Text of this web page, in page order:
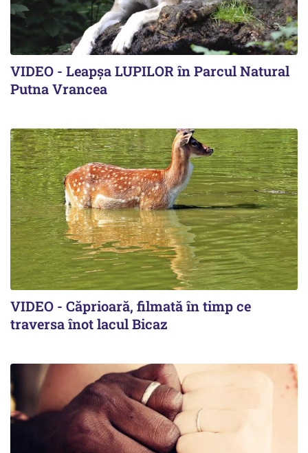
VIDEO - Leapșa LUPILOR în Parcul Natural
Putna Vrancea
VIDEO - Căprioară, filmată în timp ce
traversa înot lacul Bicaz